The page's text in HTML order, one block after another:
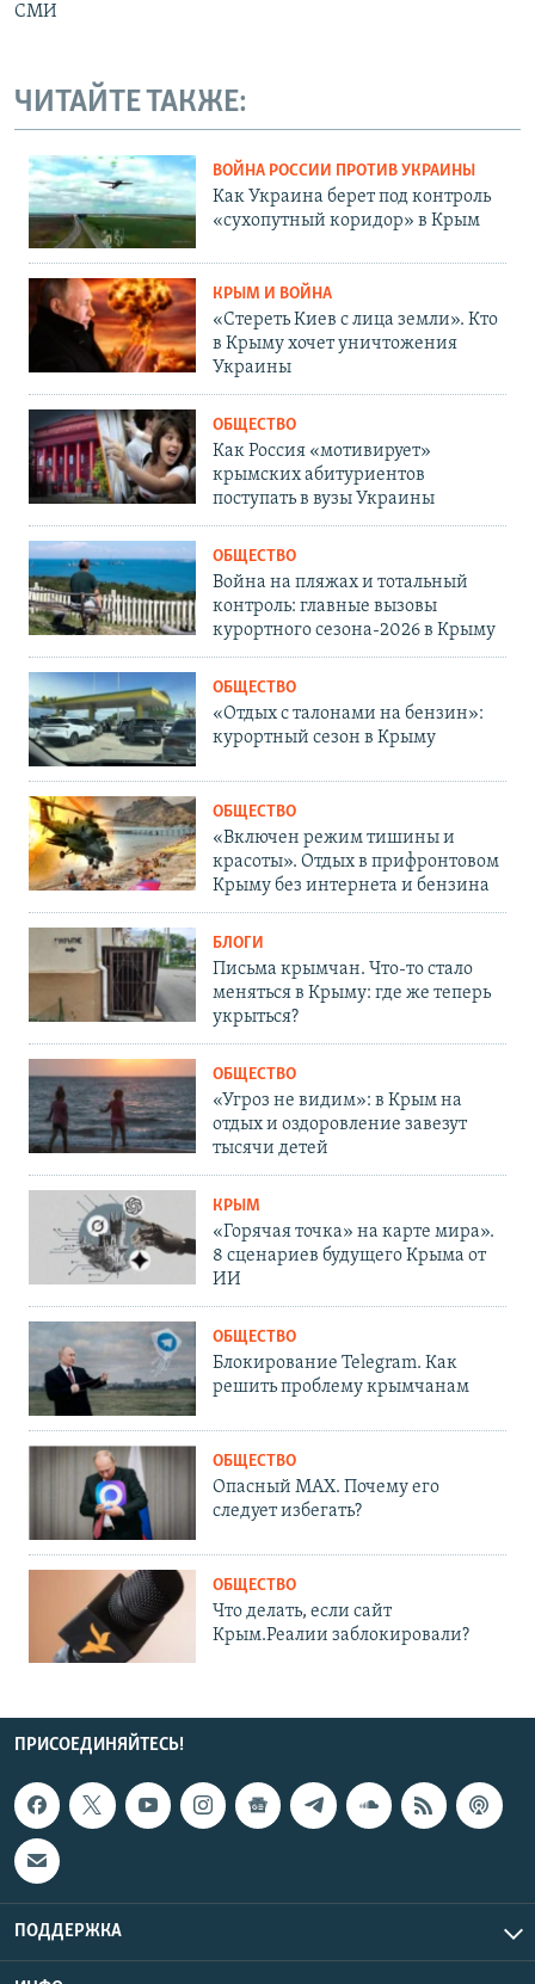
СМИ
ЧИТАЙТЕ ТАКЖЕ:
ВОЙНА РОССИИ ПРОТИВ УКРАИНЫ
Как Украина берет под контроль
«сухопутный коридор» в Крым
КРЫМ И ВОЙНА
«Стереть Киев с лица земли». Кто
в Крыму хочет уничтожения
Украины
ОБЩЕСТВО
Как Россия «мотивирует»
крымских абитуриентов
поступать в вузы Украины
ОБЩЕСТВО
Война на пляжах и тотальный
контроль: главные вызовы
курортного сезона-2026 в Крыму
ОБЩЕСТВО
«Отдых с талонами на бензин»:
курортный сезон в Крыму
ОБЩЕСТВО
«Включен режим тишины и
красоты». Отдых в прифронтовом
Крыму без интернета и бензина
БЛОГИ
Письма крымчан. Что-то стало
меняться в Крыму: где же теперь
укрыться?
ОБЩЕСТВО
«Угроз не видим»: в Крым на
отдых и оздоровление завезут
тысячи детей
КРЫМ
«Горячая точка» на карте мира».
8 сценариев будущего Крыма от
ИИ
ОБЩЕСТВО
Блокирование Telegram. Как
решить проблему крымчанам
ОБЩЕСТВО
Опасный MAX. Почему его
следует избегать?
ОБЩЕСТВО
Что делать, если сайт
Крым.Реалии заблокировали?
ПРИСОЕДИНЯЙТЕСЬ!
ПОДДЕРЖКА